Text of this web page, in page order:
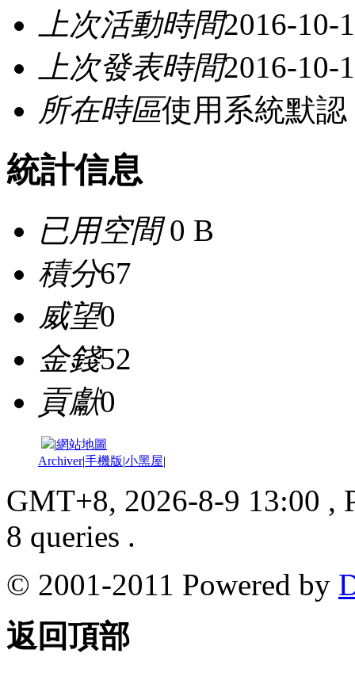
上次活動時間2016-10-
上次發表時間2016-10-
所在時區使用系統默認
統計信息
已用空間0 B
積分67
威望0
金錢52
貢獻0
|網站地圖
Archiver|手機版|小黑屋|
GMT+8, 2026-8-9 13:00 ,
8 queries .
© 2001-2011 Powered by
返回頂部